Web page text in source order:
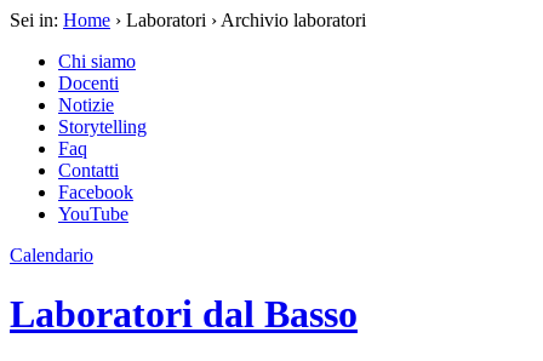
Sei in: Home › Laboratori › Archivio laboratori
Chi siamo
Docenti
Notizie
Storytelling
Faq
Contatti
Facebook
YouTube
Calendario
Laboratori dal Basso